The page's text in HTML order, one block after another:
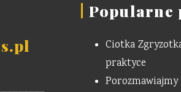
Popularne
Ciotka
praktyce
Porozmawiajmy